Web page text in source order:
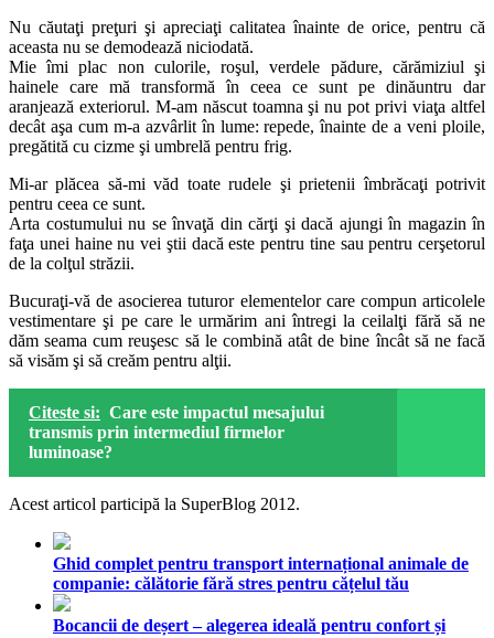
Nu căutaţi preţuri şi apreciaţi calitatea înainte de orice, pentru că
aceasta nu se demodează niciodată.
Mie îmi plac non culorile, roşul, verdele pădure, cărămiziul şi
hainele care mă transformă în ceea ce sunt pe dinăuntru dar
aranjează exteriorul. M-am născut toamna şi nu pot privi viaţa altfel
decât aşa cum m-a azvârlit în lume: repede, înainte de a veni ploile,
pregătită cu cizme şi umbrelă pentru frig.
Mi-ar plăcea să-mi văd toate rudele şi prietenii îmbrăcaţi potrivit
pentru ceea ce sunt.
Arta costumului nu se învaţă din cărţi şi dacă ajungi în magazin în
faţa unei haine nu vei ştii dacă este pentru tine sau pentru cerşetorul
de la colţul străzii.
Bucuraţi-vă de asocierea tuturor elementelor care compun articolele
vestimentare şi pe care le urmărim ani întregi la ceilalţi fără să ne
dăm seama cum reuşesc să le combină atât de bine încât să ne facă
să visăm şi să creăm pentru alţii.
Citeste si: Care este impactul mesajului
transmis prin intermediul firmelor
luminoase?
Acest articol participă la SuperBlog 2012.
Ghid complet pentru transport internațional animale de
companie: călătorie fără stres pentru cățelul tău
Bocancii de deșert – alegerea ideală pentru confort și